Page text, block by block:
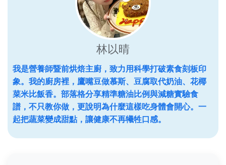
林以晴
我是營養師暨前烘焙主廚，致力用科學打破素食刻板印
象。我的廚房裡，鷹嘴豆做慕斯、豆腐取代奶油、花椰
菜米比飯香。部落格分享精準糖油比例與減糖實驗食
譜，不只教你做，更說明為什麼這樣吃身體會開心。一
起把蔬菜變成甜點，讓健康不再犧牲口感。